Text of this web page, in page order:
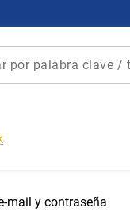
palabra clave /
mail y contraseña